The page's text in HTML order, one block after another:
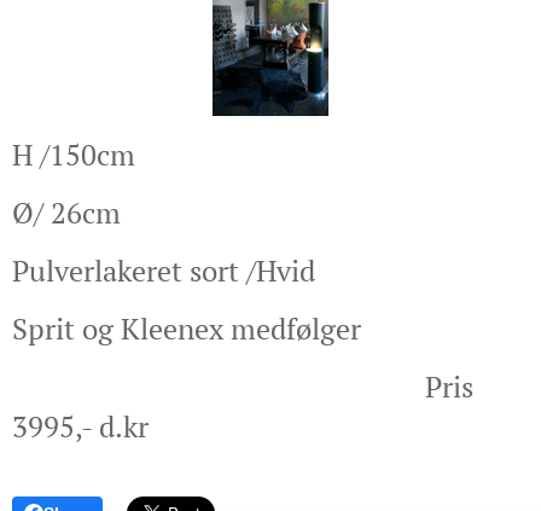
H /150cm
Ø/ 26cm
Pulverlakeret sort /Hvid
Sprit og Kleenex medfølger
Pris
3995,- d.kr